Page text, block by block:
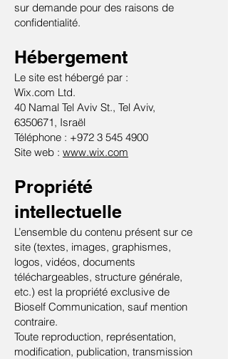
sur demande pour des raisons de
confidentialité.
Hébergement
Le site est hébergé par :
Wix.com Ltd.
40 Namal Tel Aviv St., Tel Aviv,
6350671, Israël
Téléphone : +972 3 545 4900
Site web : www.wix.com
Propriété
intellectuelle
L’ensemble du contenu présent sur ce
site (textes, images, graphismes,
logos, vidéos, documents
téléchargeables, structure générale,
etc.) est la propriété exclusive de
Bioself Communication, sauf mention
contraire.
Toute reproduction, représentation,
modification, publication, transmission